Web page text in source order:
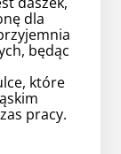
dla
będąc
które
pracy.